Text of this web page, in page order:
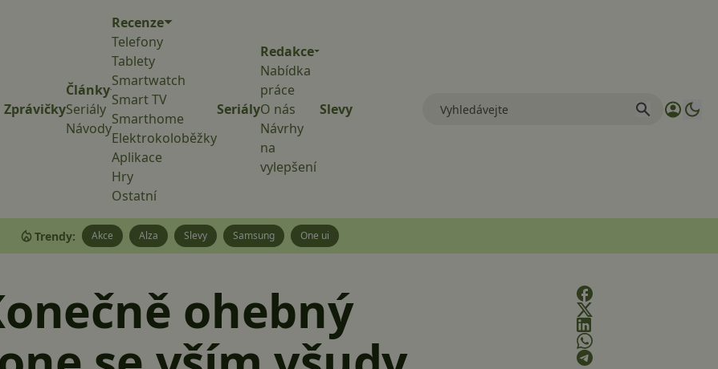
Zprávičky
Články
Seriály
Návody
Recenze
Telefony
Tablety
Smartwatch
Smart TV
Smarthome
Elektrokoloběžky
Aplikace
Hry
Ostatní
Seriály
Redakce
Nabídka
práce
O nás
Návrhy
na
vylepšení
Slevy
Trendy: Akce Alza Slevy Samsung One ui
ohebný